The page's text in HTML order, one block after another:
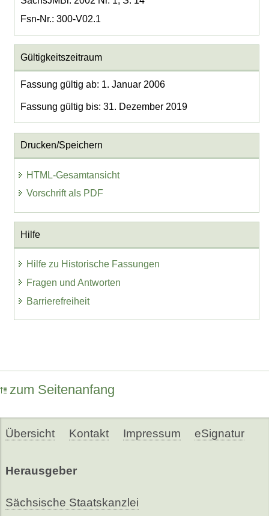
Fsn-Nr.: 300-V02.1
Gültigkeitszeitraum
Fassung gültig ab: 1. Januar 2006
Fassung gültig bis: 31. Dezember 2019
Drucken/Speichern
HTML-Gesamtansicht
Vorschrift als PDF
Hilfe
Hilfe zu Historische Fassungen
Fragen und Antworten
Barrierefreiheit
zum Seitenanfang
Übersicht Kontakt Impressum eSignatur
Herausgeber
Sächsische Staatskanzlei